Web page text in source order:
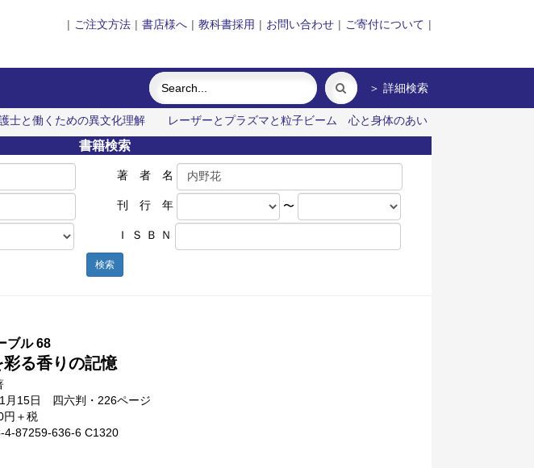
| ご注文方法 | 書店様へ | 教科書採用 | お問い合わせ | ご寄付について |
＞ 詳細検索
士と働くための異文化理解 レーザーとプラズマと粒子ビーム
心と身体のあい
書籍検索
著 者 名
刊 行 年 〜
Ｉ Ｓ Ｂ Ｎ
検索
ブル 68
彩る香りの記憶
月15日 四六判・226ページ
円＋税
4-87259-636-6 C1320